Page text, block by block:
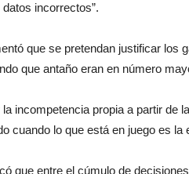
incorrectos”.
que se pretendan justificar los
que antaño eran en número
la incompetencia propia a partir de
cuando lo que está en juego es
que entre el cúmulo de